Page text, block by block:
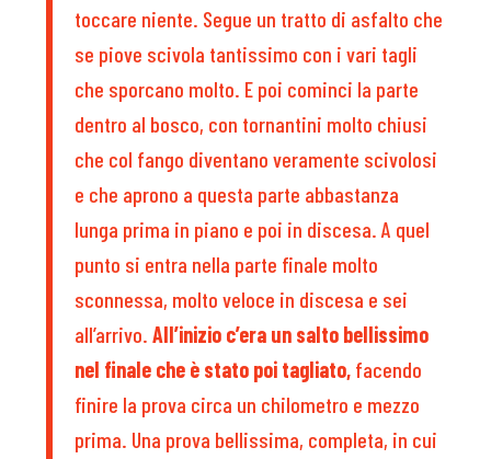
toccare niente. Segue un tratto di asfalto che
se piove scivola tantissimo con i vari tagli
che sporcano molto. E poi cominci la parte
dentro al bosco, con tornantini molto chiusi
che col fango diventano veramente scivolosi
e che aprono a questa parte abbastanza
lunga prima in piano e poi in discesa. A quel
punto si entra nella parte finale molto
sconnessa, molto veloce in discesa e sei
all’arrivo.All’inizio c’era un salto bellissimo
nel finale che è stato poi tagliato, facendo
finire la prova circa un chilometro e mezzo
prima. Una prova bellissima, completa, in cui